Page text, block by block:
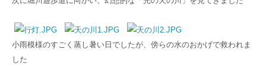
小雨模様のすごく蒸し暑い日でしたが、傍らの水のおかげで救われま
した